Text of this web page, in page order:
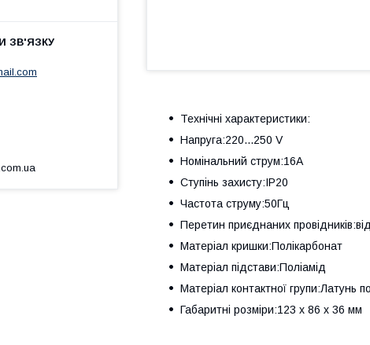
Технічні характеристики:
Напруга:220...250 V
Номінальний струм:16А
Ступінь захисту:IP20
Частота струму:50Гц
Перетин приєднаних
Матеріал кришки:Полікарбонат
Матеріал підстави:Поліамід
Матеріал контактної групи:Латунь
Габаритні розміри:123 х 86 х 36 мм